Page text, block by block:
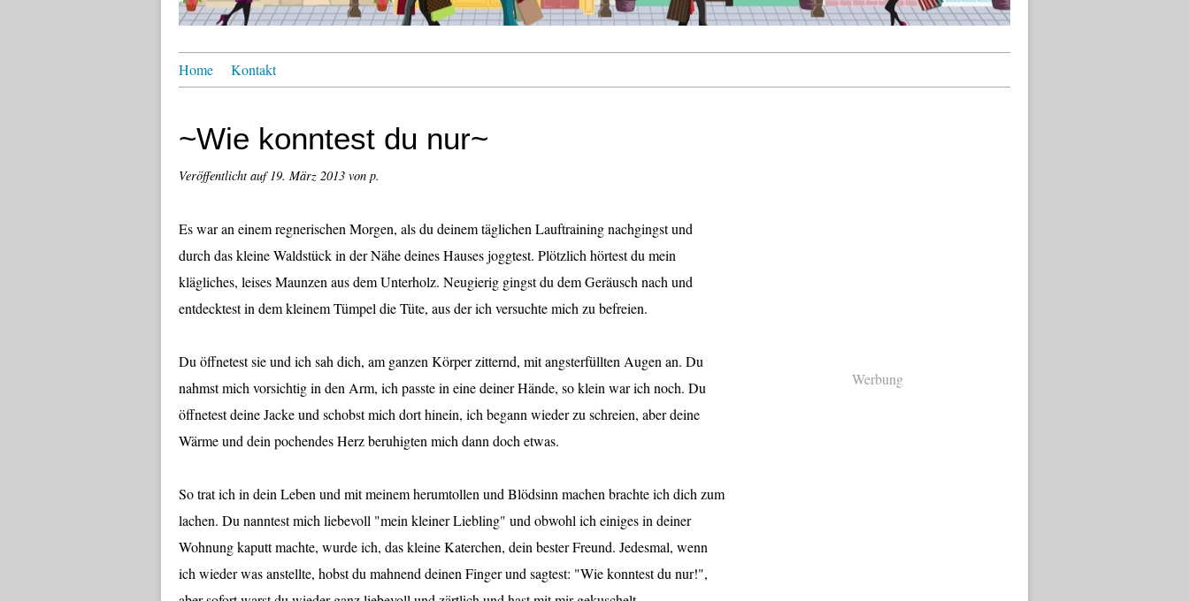
Home Kontakt
~Wie konntest du nur~
Veröffentlicht auf19. März 2013 von p.
Es war an einem regnerischen Morgen, als du deinem täglichen Lauftraining nachgingst und
durch das kleine Waldstück in der Nähe deines Hauses joggtest. Plötzlich hörtest du mein
klägliches, leises Maunzen aus dem Unterholz. Neugierig gingst du dem Geräusch nach und
entdecktest in dem kleinem Tümpel die Tüte, aus der ich versuchte mich zu befreien.
Du öffnetest sie und ich sah dich, am ganzen Körper zitternd, mit angsterfüllten Augen an. Du
nahmst mich vorsichtig in den Arm, ich passte in eine deiner Hände, so klein war ich noch. Du
öffnetest deine Jacke und schobst mich dort hinein, ich begann wieder zu schreien, aber deine
Wärme und dein pochendes Herz beruhigten mich dann doch etwas.
So trat ich in dein Leben und mit meinem herumtollen und Blödsinn machen brachte ich dich zum
lachen. Du nanntest mich liebevoll "mein kleiner Liebling" und obwohl ich einiges in deiner
Wohnung kaputt machte, wurde ich, das kleine Katerchen, dein bester Freund. Jedesmal, wenn
ich wieder was anstellte, hobst du mahnend deinen Finger und sagtest: "Wie konntest du nur!",
Werbung